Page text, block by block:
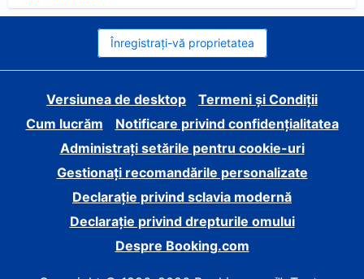
Înregistrați-vă proprietatea
Versiunea de desktop
Termeni și Condiții
Cum lucrăm
Notificare privind confidențialitatea
Administrați setările pentru cookie-uri
Gestionați recomandările personalizate
Declarație privind sclavia modernă
Declarație privind drepturile omului
Despre Booking.com